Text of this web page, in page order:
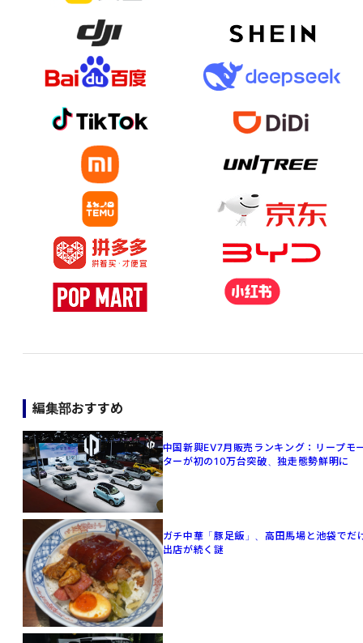
編集部おすすめ
中国新興EV7月販売ランキング：リープモ
ターが初の10万台突破、独走態勢鮮明に
ガチ中華「豚足飯」、高田馬場と池袋でだ
出店が続く謎